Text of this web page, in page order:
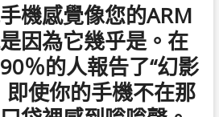
機感覺像您的ARM
因為它幾乎是。在
％的人報告了“幻影
即使你的手機不在那